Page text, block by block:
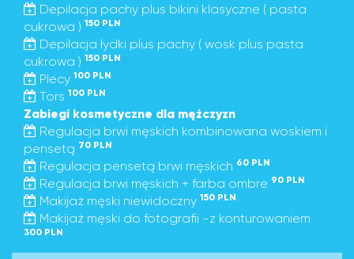
Depilacja pachy plus bikini klasyczne ( pasta
cukrowa ) 150 PLN
Depilacja łydki plus pachy ( wosk plus pasta
cukrowa ) 150 PLN
Plecy 100 PLN
Tors 100 PLN
Zabiegi kosmetyczne dla mężczyzn
Regulacja brwi męskich kombinowana woskiem i
pensetą 70 PLN
Regulacja pensetą brwi męskich 60 PLN
Regulacja brwi męskich + farba ombre 90 PLN
Makijaż męski niewidoczny 150 PLN
Makijaż męski do fotografii -z konturowaniem
300 PLN